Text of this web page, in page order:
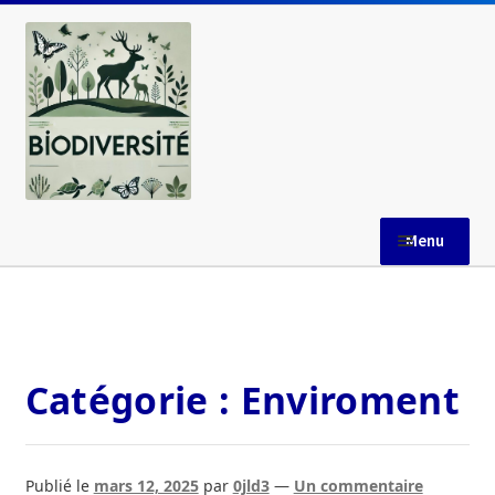
Aller
à
la
navigation
Aller
au
contenu
Menu
Aires Marines Protégées
Catégorie : Enviroment
Publié le mars 12, 2025 par 0jld3 — Un commentaire